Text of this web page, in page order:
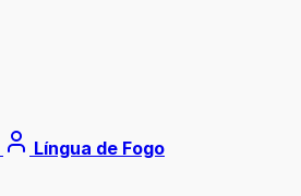
Língua de Fogo